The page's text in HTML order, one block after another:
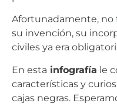
Afortunadamente, no
su invención, su
civiles ya era
En esta infografía le
características y
cajas negras.